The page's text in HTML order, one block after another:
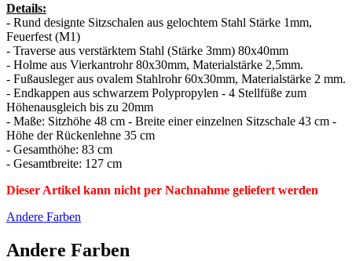
Details:
- Rund designte Sitzschalen aus gelochtem Stahl Stärke 1mm,
Feuerfest (M1)
- Traverse aus verstärktem Stahl (Stärke 3mm) 80x40mm
- Holme aus Vierkantrohr 80x30mm, Materialstärke 2,5mm.
- Fußausleger aus ovalem Stahlrohr 60x30mm, Materialstärke 2 mm.
- Endkappen aus schwarzem Polypropylen - 4 Stellfüße zum
Höhenausgleich bis zu 20mm
- Maße: Sitzhöhe 48 cm - Breite einer einzelnen Sitzschale 43 cm -
Höhe der Rückenlehne 35 cm
- Gesamthöhe: 83 cm
- Gesamtbreite: 127 cm
Dieser Artikel kann nicht per Nachnahme geliefert werden
Andere Farben
Andere Farben